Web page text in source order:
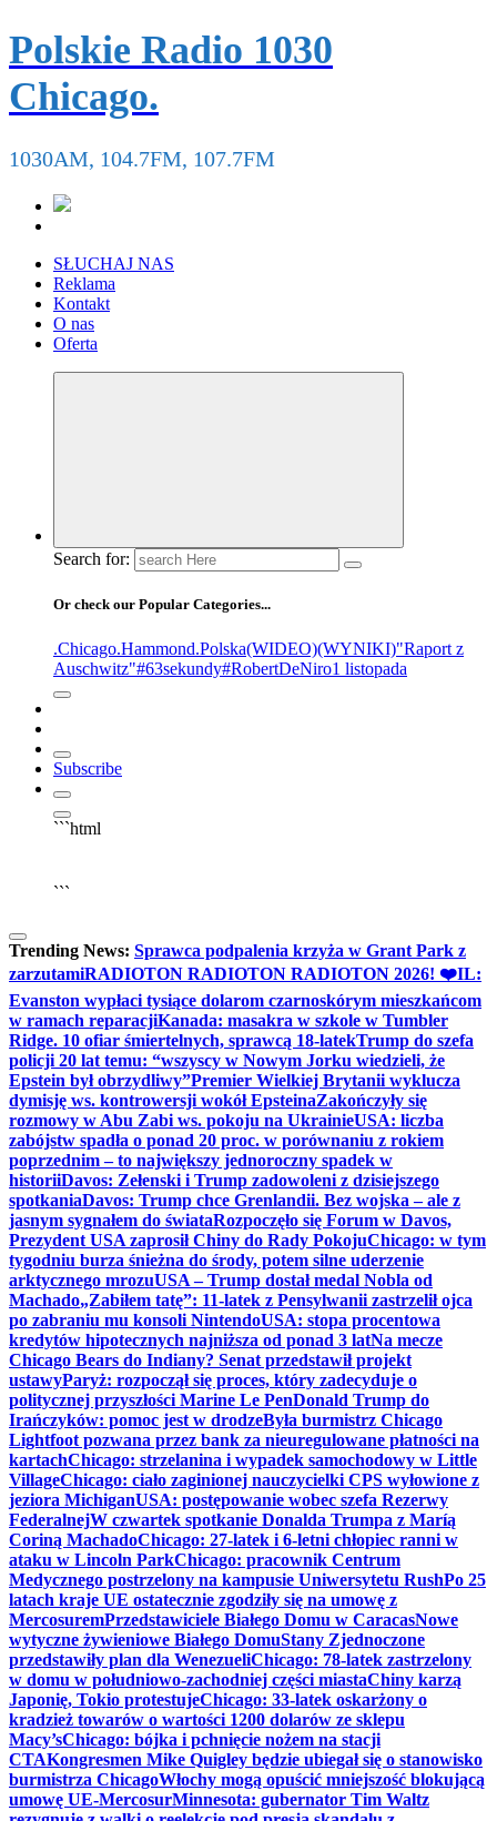
Polskie Radio 1030
Chicago.
1030AM, 104.7FM, 107.7FM
SŁUCHAJ NAS
Reklama
Kontakt
O nas
Oferta
Search for:
Or check our Popular Categories...
.Chicago.Hammond.Polska(WIDEO)(WYNIKI)"Raport z
Auschwitz"#63sekundy#RobertDeNiro1 listopada
Subscribe
```html
```
Trending News: Sprawca podpalenia krzyża w Grant Park z
zarzutamiRADIOTON RADIOTON RADIOTON 2026! ❤️IL:
Evanston wypłaci tysiące dolarom czarnoskórym mieszkańcom
w ramach reparacjiKanada: masakra w szkole w Tumbler
Ridge. 10 ofiar śmiertelnych, sprawcą 18-latekTrump do szefa
policji 20 lat temu: “wszyscy w Nowym Jorku wiedzieli, że
Epstein był obrzydliwy”Premier Wielkiej Brytanii wyklucza
dymisję ws. kontrowersji wokół EpsteinaZakończyły się
rozmowy w Abu Zabi ws. pokoju na UkrainieUSA: liczba
zabójstw spadła o ponad 20 proc. w porównaniu z rokiem
poprzednim – to największy jednoroczny spadek w
historiiDavos: Zełenski i Trump zadowoleni z dzisiejszego
spotkaniaDavos: Trump chce Grenlandii. Bez wojska – ale z
jasnym sygnałem do świataRozpoczęło się Forum w Davos,
Prezydent USA zaprosił Chiny do Rady PokojuChicago: w tym
tygodniu burza śnieżna do środy, potem silne uderzenie
arktycznego mrozuUSA – Trump dostał medal Nobla od
Machado„Zabiłem tatę”: 11-latek z Pensylwanii zastrzelił ojca
po zabraniu mu konsoli NintendoUSA: stopa procentowa
kredytów hipotecznych najniższa od ponad 3 latNa mecze
Chicago Bears do Indiany? Senat przedstawił projekt
ustawyParyż: rozpoczął się proces, który zadecyduje o
politycznej przyszłości Marine Le PenDonald Trump do
Irańczyków: pomoc jest w drodzeByła burmistrz Chicago
Lightfoot pozwana przez bank za nieuregulowane płatności na
kartachChicago: strzelanina i wypadek samochodowy w Little
VillageChicago: ciało zaginionej nauczycielki CPS wyłowione z
jeziora MichiganUSA: postępowanie wobec szefa Rezerwy
FederalnejW czwartek spotkanie Donalda Trumpa z Maríą
Coriną MachadoChicago: 27-latek i 6-letni chłopiec ranni w
ataku w Lincoln ParkChicago: pracownik Centrum
Medycznego postrzelony na kampusie Uniwersytetu RushPo 25
latach kraje UE ostatecznie zgodziły się na umowę z
MercosuremPrzedstawiciele Białego Domu w CaracasNowe
wytyczne żywieniowe Białego DomuStany Zjednoczone
przedstawiły plan dla WenezueliChicago: 78-latek zastrzelony
w domu w południowo-zachodniej części miastaChiny karzą
Japonię, Tokio protestujeChicago: 33-latek oskarżony o
kradzież towarów o wartości 1200 dolarów ze sklepu
Macy’sChicago: bójka i pchnięcie nożem na stacji
CTAKongresmen Mike Quigley będzie ubiegał się o stanowisko
burmistrza ChicagoWłochy mogą opuścić mniejszość blokującą
umowę UE-MercosurMinnesota: gubernator Tim Waltz